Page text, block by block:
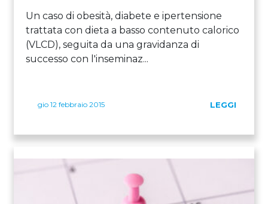
Un caso di obesità, diabete e ipertensione
trattata con dieta a basso contenuto calorico
(VLCD), seguita da una gravidanza di
successo con l'inseminaz...
gio 12 febbraio 2015 LEGGI